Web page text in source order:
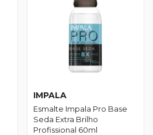
IMPALA
Esmalte Impala Pro Base
Seda Extra Brilho
Profissional 60ml